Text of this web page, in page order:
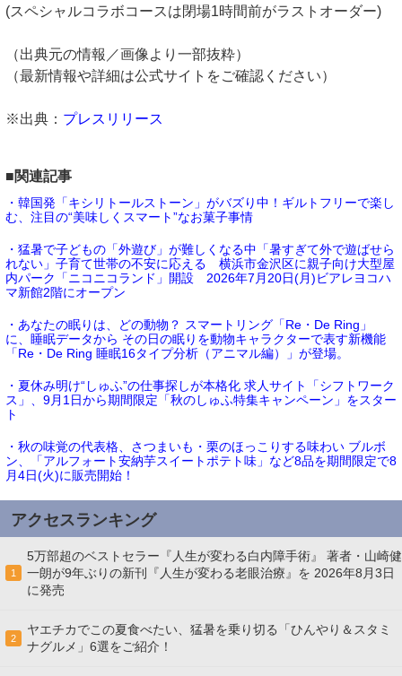
(スペシャルコラボコースは閉場1時間前がラストオーダー)
（出典元の情報／画像より一部抜粋）
（最新情報や詳細は公式サイトをご確認ください）
※出典： プレスリリース
■関連記事
・韓国発「キシリトールストーン」がバズり中！ギルトフリーで楽し
む、注目の“美味しくスマート”なお菓子事情
・猛暑で子どもの「外遊び」が難しくなる中「暑すぎて外で遊ばせら
れない」子育て世帯の不安に応える 横浜市金沢区に親子向け大型屋
内パーク「ニコニコランド」開設 2026年7月20日(月)ビアレヨコハ
マ新館2階にオープン
・あなたの眠りは、どの動物？ スマートリング「Re・De Ring」
に、睡眠データから その日の眠りを動物キャラクターで表す新機能
「Re・De Ring 睡眠16タイプ分析（アニマル編）」が登場。
・夏休み明け“しゅふ”の仕事探しが本格化 求人サイト「シフトワーク
ス」、9月1日から期間限定「秋のしゅふ特集キャンペーン」をスター
ト
・秋の味覚の代表格、さつまいも・栗のほっこりする味わい ブルボ
ン、「アルフォート安納芋スイートポテト味」など8品を期間限定で8
月4日(火)に販売開始！
アクセスランキング
1
5万部超のベストセラー『人生が変わる白内障手術』 著者・山崎健
一朗が9年ぶりの新刊『人生が変わる老眼治療』を 2026年8月3日
に発売
2
ヤエチカでこの夏食べたい、猛暑を乗り切る「ひんやり＆スタミ
ナグルメ」6選をご紹介！